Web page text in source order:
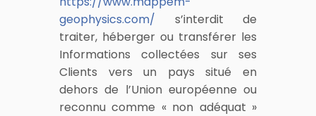
geophysics.com/ s’interdit de
traiter, héberger ou transférer les
Informations collectées sur ses
Clients vers un pays situé en
dehors de l’Union européenne ou
reconnu comme « non adéquat »